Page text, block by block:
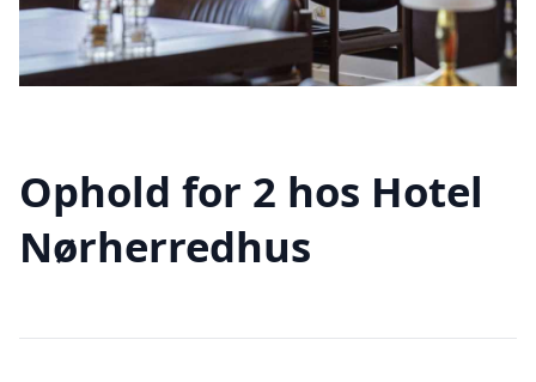
Ophold for 2 hos Hotel
Nørherredhus